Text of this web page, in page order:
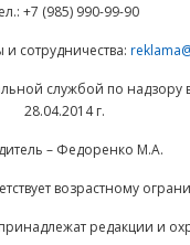
+7 (985) 990-99-90
сотрудничества:
службой по
28.04.2014 г.
– Федоренко М.А.
возрастному
редакции и